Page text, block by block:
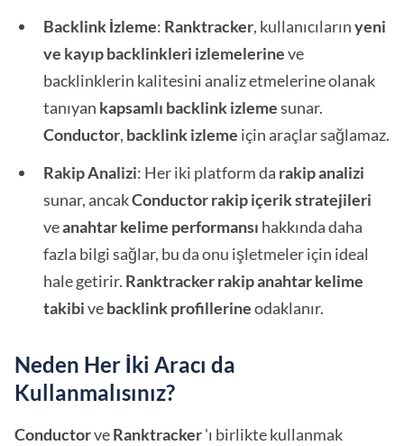
Backlink İzleme: Ranktracker, kullanıcılarınyeni
ve kayıp backlinkleri izlemelerineve
backlinklerin kalitesini analiz etmelerine olanak
tanıyan kapsamlı backlink izlemesunar.
Conductor, backlink izleme için araçlar sağlamaz.
Rakip Analizi: Her iki platform da rakipanalizi
sunar, ancakConductorrakip içerik stratejileri
veanahtar kelime performansı hakkında daha
fazla bilgi sağlar, bu da onu işletmeler için ideal
hale getirir. Ranktrackerrakip anahtar kelime
takibivebacklink profillerineodaklanır.
Neden Her İki Aracı da
Kullanmalısınız?
ConductorveRanktracker'ı birlikte kullanmak